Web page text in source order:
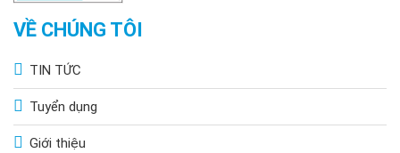
VỀ CHÚNG TÔI
TIN TỨC
Tuyển dụng
Giới thiệu